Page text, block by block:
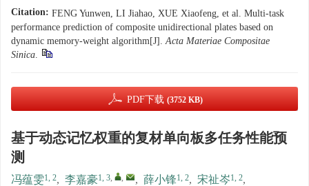
Citation: FENG Yunwen, LI Jiahao, XUE Xiaofeng, et al. Multi-task
performance prediction of composite unidirectional plates based on
dynamic memory-weight algorithm[J].Acta Materiae Compositae
Sinica.
PDF下载 (3752 KB)
基于动态记忆权重的复材单向板多任务性能预
测
冯蕴雯1, 2, 李嘉豪1, 3, , , 薛小锋1, 2, 宋祉岑1, 2,